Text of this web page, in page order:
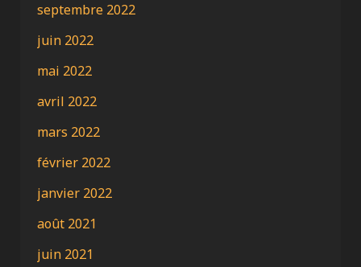
septembre 2022
juin 2022
mai 2022
avril 2022
mars 2022
février 2022
janvier 2022
août 2021
juin 2021